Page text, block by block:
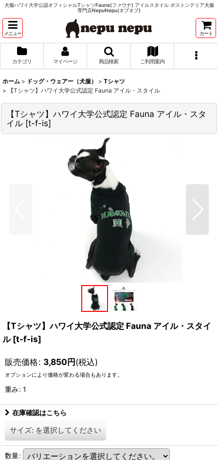
犬服ハワイ大学公認オフィシャルTシャツFauna(ファウナ) アイルスタイル ボストンテリア犬服
専門店NepuNepu(ネプネプ)
メニュー カート
カテゴリ マイページ 商品検索 ご利用案内
ホーム > ドッグ・ウェアー（犬服） > Tシャツ
>
【Tシャツ】ハワイ大学公式認定 Fauna アイル・スタイル
【Tシャツ】ハワイ大学公式認定 Fauna アイル・スタ
イル [t-f-is]
【Tシャツ】ハワイ大学公式認定 Fauna アイル・スタイ
ル [t-f-is]
販売価格: 3,850円(税込)
オプションにより価格が変わる場合もあります。
重み: 1
在庫確認はこちら
サイズ: を選択してください
数量: